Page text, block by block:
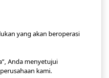
yang akan beroperasi
Anda menyetujui
kami.